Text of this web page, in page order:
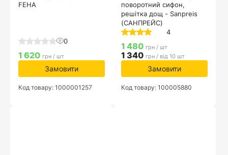
FEHA
0
1 620 грн / шт
Замовити
Код товару: 1000001257
поворотний сифон,
решітка дощ - Sanpreis
(САНПРЕЙС)
4
1 480 грн / шт
1 340 грн / від 10 шт
Замовити
Код товару: 100005880